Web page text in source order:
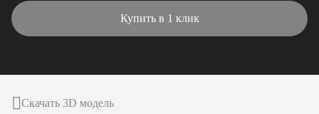
Купить в 1 клик
Скачать 3D модель